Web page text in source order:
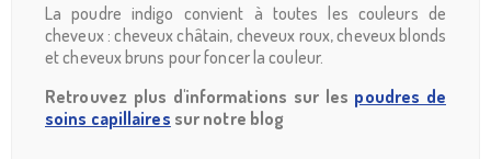
La poudre indigo convient à toutes les couleurs de
cheveux : cheveux châtain, cheveux roux, cheveux blonds
et cheveux bruns pour foncer la couleur.
Retrouvez plus d'informations sur les poudres de
soins capillaires sur notre blog